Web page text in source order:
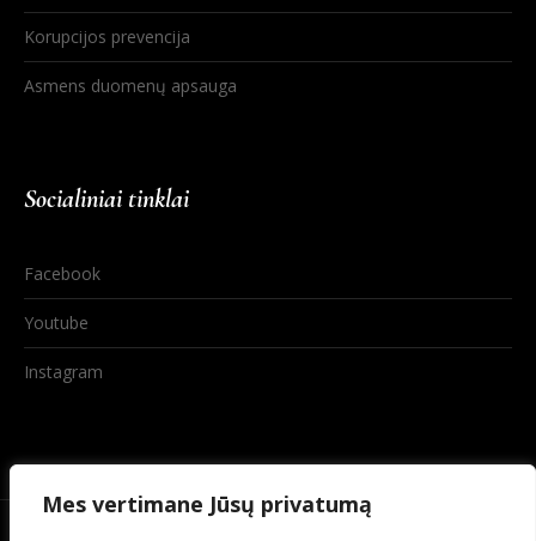
Mes vertimane Jūsų privatumą
Korupcijos prevencija
Asmens duomenų apsauga
Socialiniai tinklai
Facebook
Youtube
Instagram